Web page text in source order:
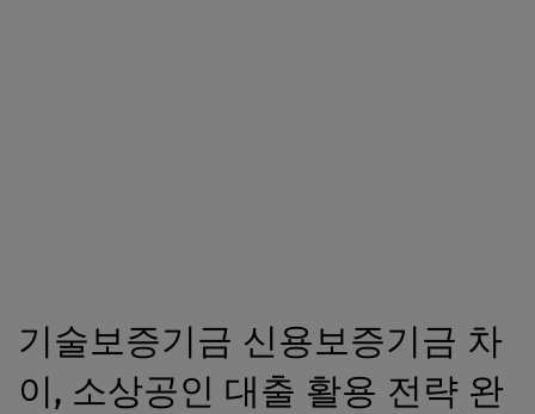
기술보증기금 신용보증기금 차
이, 소상공인 대출 활용 전략 완